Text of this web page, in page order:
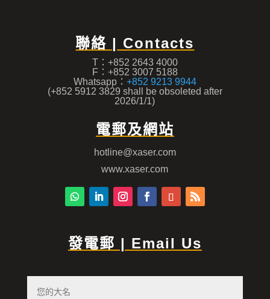
聯絡 | Contacts
T：+852 2643 4000
F：+852 3007 5188
Whatsapp： +852 9213 9944
(+852 5912 3829 shall be obsoleted after
2026/1/1)
電郵及網站
hotline@xaser.com
www.xaser.com
發電郵 | Email Us